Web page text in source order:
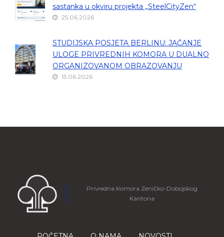
sastanka u okviru projekta „SteelCityZen“
25.06.2026
STUDIJSKA POSJETA BERLINU: JAČANJE
ULOGE PRIVREDNIH KOMORA U DUALNO
ORGANIZOVANOM OBRAZOVANJU
15.06.2026
Privredna Komora Zeničko-Dobojskog
Kantona